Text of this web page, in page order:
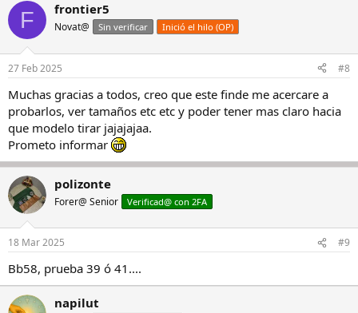
c
i
e
:
F frontier5
Novat@ Sin verificar Inició el hilo (OP)
27 Feb 2025 #8
Muchas gracias a todos, creo que este finde me acercare a
probarlos, ver tamaños etc etc y poder tener mas claro hacia
que modelo tirar jajajajaa.
Prometo informar
polizonte
Forer@ Senior Verificad@ con 2FA
18 Mar 2025 #9
Bb58, prueba 39 ó 41....
napilut